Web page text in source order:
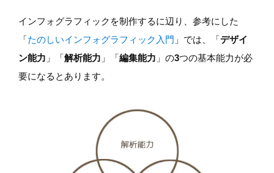
インフォグラフィックを制作するに辺り、参考にした
「 たのしいインフォグラフィック入門 」では、「 デザイ
ン能力 」「 解析能力 」「 編集能力 」の3つの基本能力が必
要になるとあります。